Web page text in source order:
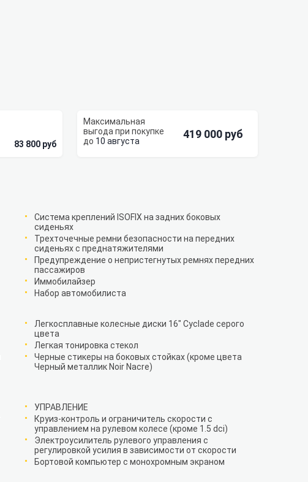
83 800 руб 10 августа
419 000 руб
Система креплений ISOFIX на задних боковых
сиденьях
Трехточечные ремни безопасности на передних
сиденьях с преднатяжителями
Предупреждение о непристегнутых ремнях передних
пассажиров
Иммобилайзер
Набор автомобилиста
Легкосплавные колесные диски 16" Cyclade серого
цвета
Легкая тонировка стекол
Черные стикеры на боковых стойках (кроме цвета
Черный металлик Noir Nacre)
УПРАВЛЕНИЕ
Круиз-контроль и ограничитель скорости с
управлением на рулевом колесе (кроме 1.5 dci)
Электроусилитель рулевого управления с
регулировкой усилия в зависимости от скорости
Бортовой компьютер с монохромным экраном